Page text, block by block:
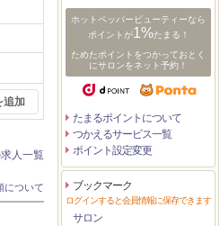
追加
人一覧
について
ホットペッパービューティーなら
ポイントが1%たまる！
ためたポイントをつかっておとく
にサロンをネット予約！
たまるポイントについて
つかえるサービス一覧
ポイント設定変更
ブックマーク
ログインすると会員情報に保存できます
サロン